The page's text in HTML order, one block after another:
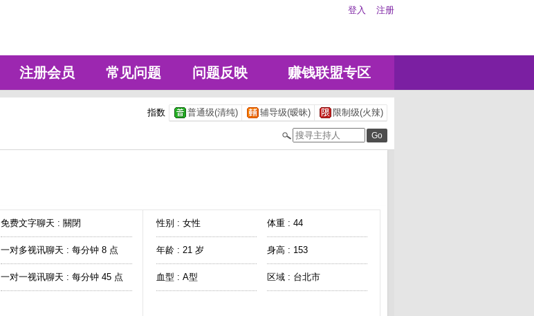
登入 注册
注册会员 常见问题 问题反映 赚钱联盟专区
指数 普通级(清纯) 辅导级(暧昧) 限制级(火辣)
免费文字聊天 : 關閉
一对多视讯聊天 : 每分钟 8 点
一对一视讯聊天 : 每分钟 45 点
性别 : 女性 体重 : 44
年龄 : 21 岁 身高 : 153
血型 : A型 区域 : 台北市